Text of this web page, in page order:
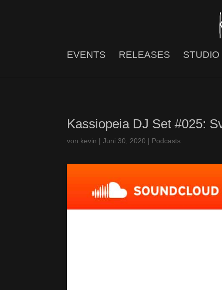
EVENTS RELEASES STUDIO
Kassiopeia DJ Set #025:
von kevin |Juni 30, 2020 | Podcasts